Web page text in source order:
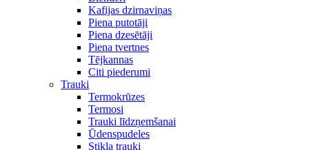
Kafijas dzirnaviņas
Piena putotāji
Piena dzesētāji
Piena tvertnes
Tējkannas
Citi piederumi
Trauki
Termokrūzes
Termosi
Trauki līdzņemšanai
Ūdenspudeles
Stikla trauki